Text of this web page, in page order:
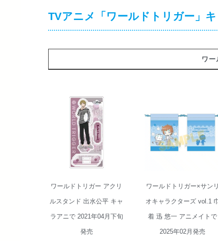
TVアニメ「ワールドトリガー」
ワ
ワールドトリガ
ー アクリルスタ
ンド 出水公平 キ
ャラアニで 2021
年04月下旬発売
ワールドトリガー アクリ
ルスタンド 出水公平 キャ
ラアニで 2021年04月下旬
発売
ー×サンリオキャ
ラクターズ vol.1
巾着 迅 悠一 ア
ニメイトで 2025
ワールドトリガー×サン
オキャラクターズ vol.1
着 迅 悠一 アニメイトで
2025年02月発売